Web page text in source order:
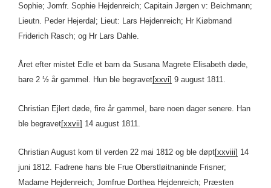
Sophie; Jomfr. Sophie Hejdenreich; Capitain Jørgen v: Beichmann;
Lieutn. Peder Hejerdal; Lieut: Lars Hejdenreich; Hr Kiøbmand
Friderich Rasch; og Hr Lars Dahle.
Året efter mistet Edle et barn da Susana Magrete Elisabeth døde,
bare 2 ½ år gammel. Hun ble begravet[xxvi] 9 august 1811.
Christian Ejlert døde, fire år gammel, bare noen dager senere. Han
ble begravet[xxvii] 14 august 1811.
Christian August kom til verden 22 mai 1812 og ble døpt[xxviii] 14
juni 1812. Fadrene hans ble Frue Oberstløitnaninde Frisner;
Madame Hejdenreich; Jomfrue Dorthea Hejdenreich; Præsten